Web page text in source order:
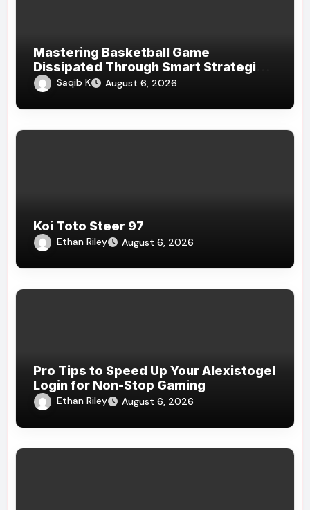
Mastering Basketball Game
Dissipated Through Smart Strategies
And Homogenous Game
Psychoanalysis Today
Saqib K August 6, 2026
Koi Toto Steer 97
Ethan Riley August 6, 2026
Pro Tips to Speed Up Your Alexistogel
Login for Non-Stop Gaming
Ethan Riley August 6, 2026